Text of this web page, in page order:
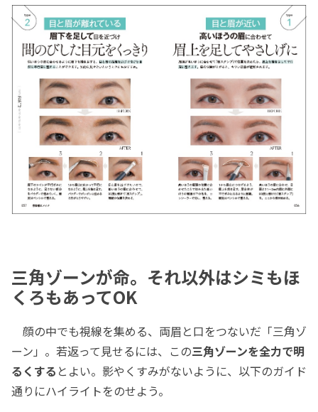
三角ゾーンが命。それ以外はシミもほ
くろもあってOK
顔の中でも視線を集める、両眉と口をつないだ「三角ゾ
ーン」。若返って見せるには、この三角ゾーンを全力で明
るくする とよい。影やくすみがないように、以下のガイド
通りにハイライトをのせよう。